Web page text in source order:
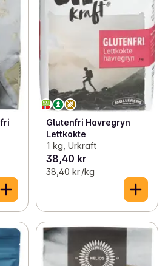
Glutenfri Havregryn
Lettkokte
1 kg, Urkraft
38,40 kr
38,40 kr /kg